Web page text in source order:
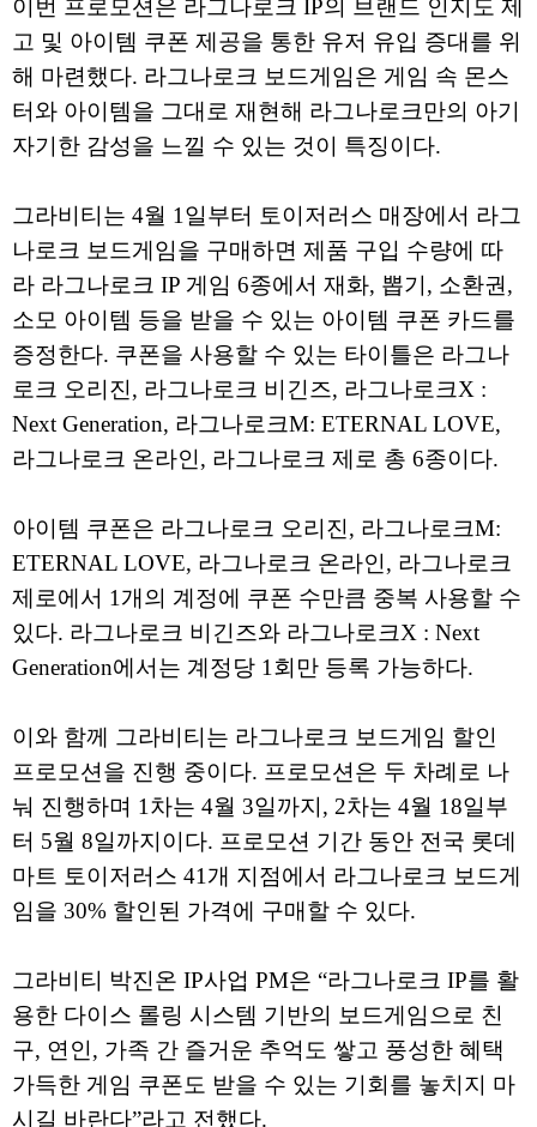
이번 프로모션은 라그나로크 IP의 브랜드 인지도 제
고 및 아이템 쿠폰 제공을 통한 유저 유입 증대를 위
해 마련했다. 라그나로크 보드게임은 게임 속 몬스
터와 아이템을 그대로 재현해 라그나로크만의 아기
자기한 감성을 느낄 수 있는 것이 특징이다.
그라비티는 4월 1일부터 토이저러스 매장에서 라그
나로크 보드게임을 구매하면 제품 구입 수량에 따
라 라그나로크 IP 게임 6종에서 재화, 뽑기, 소환권,
소모 아이템 등을 받을 수 있는 아이템 쿠폰 카드를
증정한다. 쿠폰을 사용할 수 있는 타이틀은 라그나
로크 오리진, 라그나로크 비긴즈, 라그나로크X :
Next Generation, 라그나로크M: ETERNAL LOVE,
라그나로크 온라인, 라그나로크 제로 총 6종이다.
아이템 쿠폰은 라그나로크 오리진, 라그나로크M:
ETERNAL LOVE, 라그나로크 온라인, 라그나로크
제로에서 1개의 계정에 쿠폰 수만큼 중복 사용할 수
있다. 라그나로크 비긴즈와 라그나로크X : Next
Generation에서는 계정당 1회만 등록 가능하다.
이와 함께 그라비티는 라그나로크 보드게임 할인
프로모션을 진행 중이다. 프로모션은 두 차례로 나
눠 진행하며 1차는 4월 3일까지, 2차는 4월 18일부
터 5월 8일까지이다. 프로모션 기간 동안 전국 롯데
마트 토이저러스 41개 지점에서 라그나로크 보드게
임을 30% 할인된 가격에 구매할 수 있다.
그라비티 박진온 IP사업 PM은 “라그나로크 IP를 활
용한 다이스 롤링 시스템 기반의 보드게임으로 친
구, 연인, 가족 간 즐거운 추억도 쌓고 풍성한 혜택
가득한 게임 쿠폰도 받을 수 있는 기회를 놓치지 마
시길 바란다”라고 전했다.